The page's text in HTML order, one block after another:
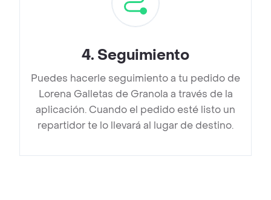
4. Seguimiento
Puedes hacerle seguimiento a tu pedido de
Lorena Galletas de Granola a través de la
aplicación. Cuando el pedido esté listo un
repartidor te lo llevará al lugar de destino.